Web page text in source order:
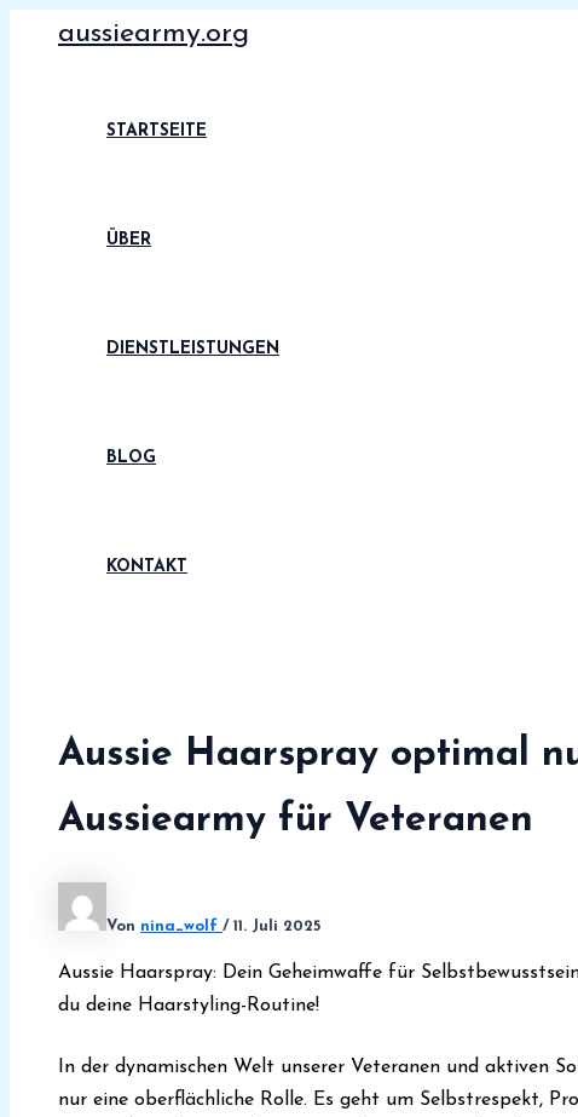
aussiearmy.org
STARTSEITE
ÜBER
DIENSTLEISTUNGEN
BLOG
KONTAKT
Aussie Haarspray optimal
Aussiearmy für Veteranen
Von nina_wolf / 11. Juli 2025
Aussie Haarspray: Dein Geheimwaffe für
du deine Haarstyling-Routine!
In der dynamischen Welt unserer Veteranen und aktiven
nur eine oberflächliche Rolle. Es geht um Selbstrespekt,